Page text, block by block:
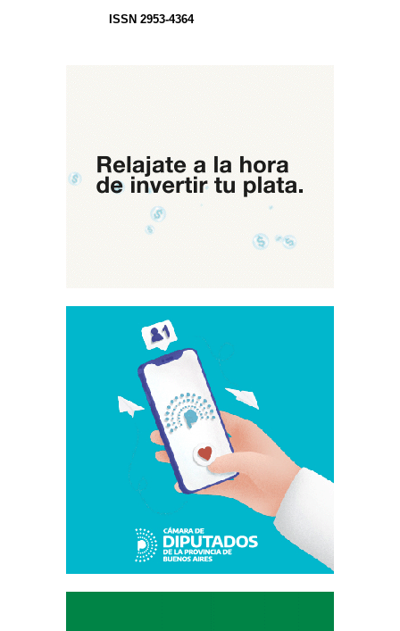
ISSN 2953-4364